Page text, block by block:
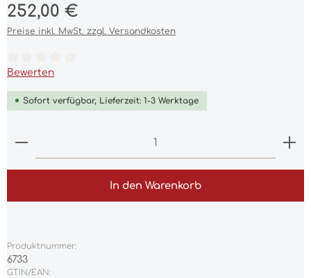
Regulärer Preis:
252,00 €
Preise inkl. MwSt. zzgl. Versandkosten
Durchschnittliche Bewertung von 0 von 5 Sternen
Bewerten
Sofort verfügbar, Lieferzeit: 1-3 Werktage
Produkt Anzahl: Gib den gewünschten Wert
In den Warenkorb
Produktnummer:
6733
GTIN/EAN: